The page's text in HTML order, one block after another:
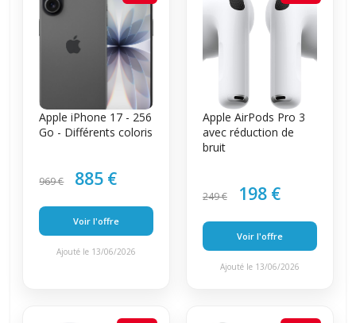
Apple iPhone 17 - 256
Go - Différents coloris
969 € 885 €
Voir l'offre
Ajouté le 13/06/2026
Apple AirPods Pro 3
avec réduction de
bruit
249 € 198 €
Voir l'offre
Ajouté le 13/06/2026